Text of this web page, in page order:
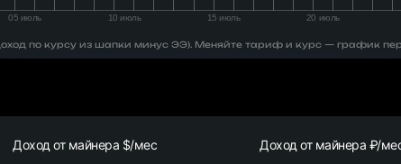
по курсу из шапки минус ЭЭ). Меняйте тариф и курс — график
Доход от майнера $/мес Доход от майнера ₽/